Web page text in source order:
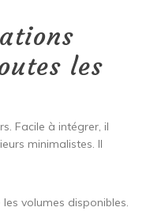
les
Facile à intégrer, il
minimalistes. Il
volumes disponibles.